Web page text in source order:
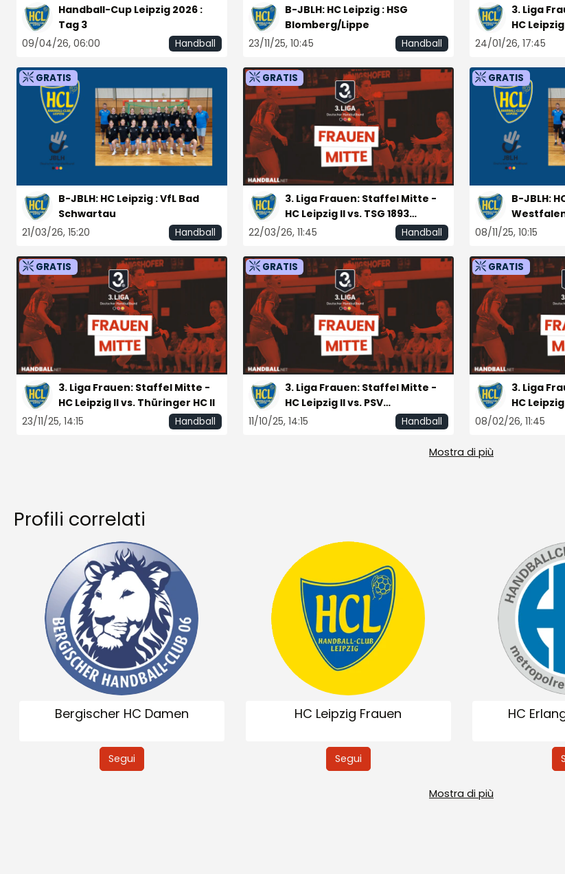
Handball-Cup Leipzig 2026 :
Tag 3
09/04/26, 06:00
Handball
B-JBLH: HC Leipzig : HSG
Blomberg/Lippe
23/11/25, 10:45
Handball
3. Liga
HC
24/01/26, 17:45
GRATIS
B-JBLH: HC Leipzig : VfL Bad
Schwartau
21/03/26, 15:20
Handball
GRATIS
3. Liga Frauen: Staffel Mitte -
HC Leipzig II vs. TSG 1893
Leihgestern
22/03/26, 11:45 Handball
GRATIS
B-JBLH:
08/11/25, 10:15
GRATIS
3. Liga Frauen: Staffel Mitte -
HC Leipzig II vs. Thüringer HC II
23/11/25, 14:15
Handball
GRATIS
3. Liga Frauen: Staffel Mitte -
HC Leipzig II vs. PSV
Recklinghausen
11/10/25, 14:15 Handball
GRATIS
3. Liga
HC
08/02/26, 11:45
Mostra di più
Profili correlati
Bergischer HC Damen
Segui
HC Leipzig Frauen
Segui
HC
Mostra di più